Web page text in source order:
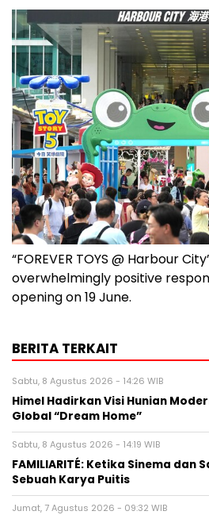
“FOREVER TOYS @ Harbour
overwhelmingly positive
opening on 19 June.
BERITA TERKAIT
Sabtu, 8 Agustus 2026 - 14:26 WIB
Himel Hadirkan Visi Hunian
Global “Dream Home”
Sabtu, 8 Agustus 2026 - 14:19 WIB
FAMILIARITÉ: Ketika Sinema dan
Sebuah Karya Puitis
Jumat, 7 Agustus 2026 - 09:32 WIB